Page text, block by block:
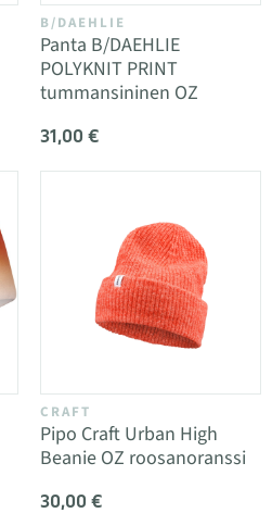
B/DAEHLIE
Panta B/DAEHLIE
POLYKNIT PRINT
tummansininen OZ
31,00 €
CRAFT
Pipo Craft Urban High
Beanie OZ roosanoranssi
30,00 €